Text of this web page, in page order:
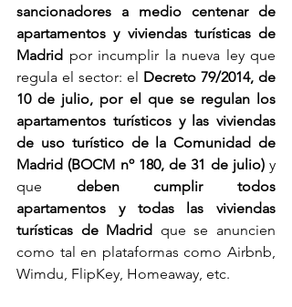
sancionadores a medio centenar de
apartamentos y viviendas turísticas de
Madrid por incumplir la nueva ley que
regula el sector: el Decreto 79/2014, de
10 de julio, por el que se regulan los
apartamentos turísticos y las viviendas
de uso turístico de la Comunidad de
Madrid (BOCM nº 180, de 31 de julio) y
que deben cumplir todos
apartamentos y todas las viviendas
turísticas de Madrid que se anuncien
como tal en plataformas como Airbnb,
Wimdu, FlipKey, Homeaway, etc.